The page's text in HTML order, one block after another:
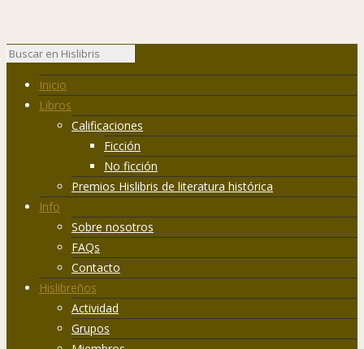
Inicio
Libros
Calificaciones
Ficción
No ficción
Premios Hislibris de literatura histórica
Info
Sobre nosotros
FAQs
Contacto
Hislibreños
Actividad
Grupos